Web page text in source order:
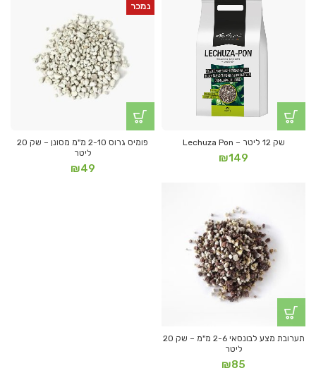
שק 12 ליטר – Lechuza Pon
₪149
נמכר
פומיס גרוס 2-10 מ"מ מסונן – שק 20
ליטר
₪49
תערובת מצע לבונסאי 2-6 מ"מ – שק 20
ליטר
₪85